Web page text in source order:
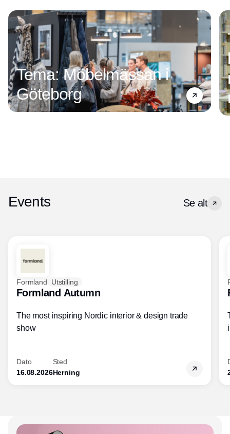
Tema: Möbelmässan i
Göteborg
Events Se alt
Formland Utstilling
Formland Autumn
The most inspiring Nordic interior & design trade
show
Dato
16.08.2026
Sted
Herning